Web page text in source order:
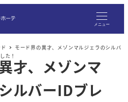
メニュー
モード界の異才、メゾンマルジェラのシルバ
た！
才、メゾンマ
ルバーIDブレ